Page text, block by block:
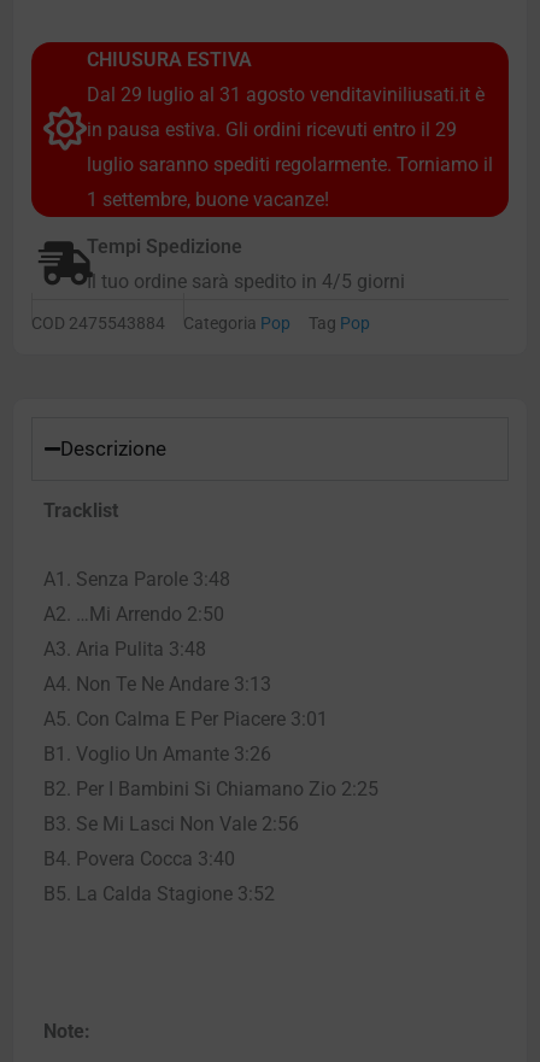
CHIUSURA ESTIVA
Dal 29 luglio al 31 agosto venditaviniliusati.it è
in pausa estiva. Gli ordini ricevuti entro il 29
luglio saranno spediti regolarmente. Torniamo il
1 settembre, buone vacanze!
Tempi Spedizione
Il tuo ordine sarà spedito in 4/5 giorni
COD 2475543884 Categoria Pop Tag Pop
Descrizione
Tracklist
A1. Senza Parole 3:48
A2. …Mi Arrendo 2:50
A3. Aria Pulita 3:48
A4. Non Te Ne Andare 3:13
A5. Con Calma E Per Piacere 3:01
B1. Voglio Un Amante 3:26
B2. Per I Bambini Si Chiamano Zio 2:25
B3. Se Mi Lasci Non Vale 2:56
B4. Povera Cocca 3:40
B5. La Calda Stagione 3:52
Note: